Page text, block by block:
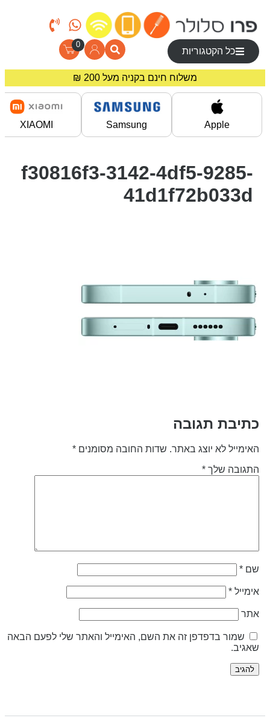
כל הקטגוריות
0
משלוח חינם בקניה מעל 200 ₪
מחירים מיוחדים לרוכשים באתר!
Apple
Samsung
XIAOMI
f30816f3-3142-4df5-9285-
41d1f72b033d
תגובה
לא יוצג באתר. שדות החובה מסומנים*
שלך*
*
*
שמור בדפדפן זה את השם, האימייל והאתר שלי לפעם הבאה